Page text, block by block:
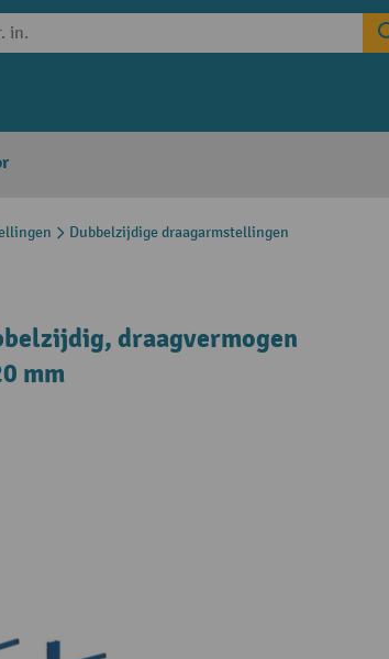
Dubbelzijdige draagarmstellingen
draagvermogen
mm